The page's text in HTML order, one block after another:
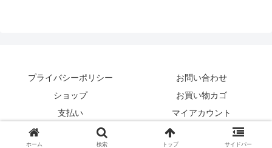
プライバシーポリシー
お問い合わせ
ショップ
お買い物カゴ
支払い
マイアカウント
© 2020 新潟食べ歩きブログ「ぶらり食べ歩き紀行 Season2」.
ホーム 検索 トップ サイドバー